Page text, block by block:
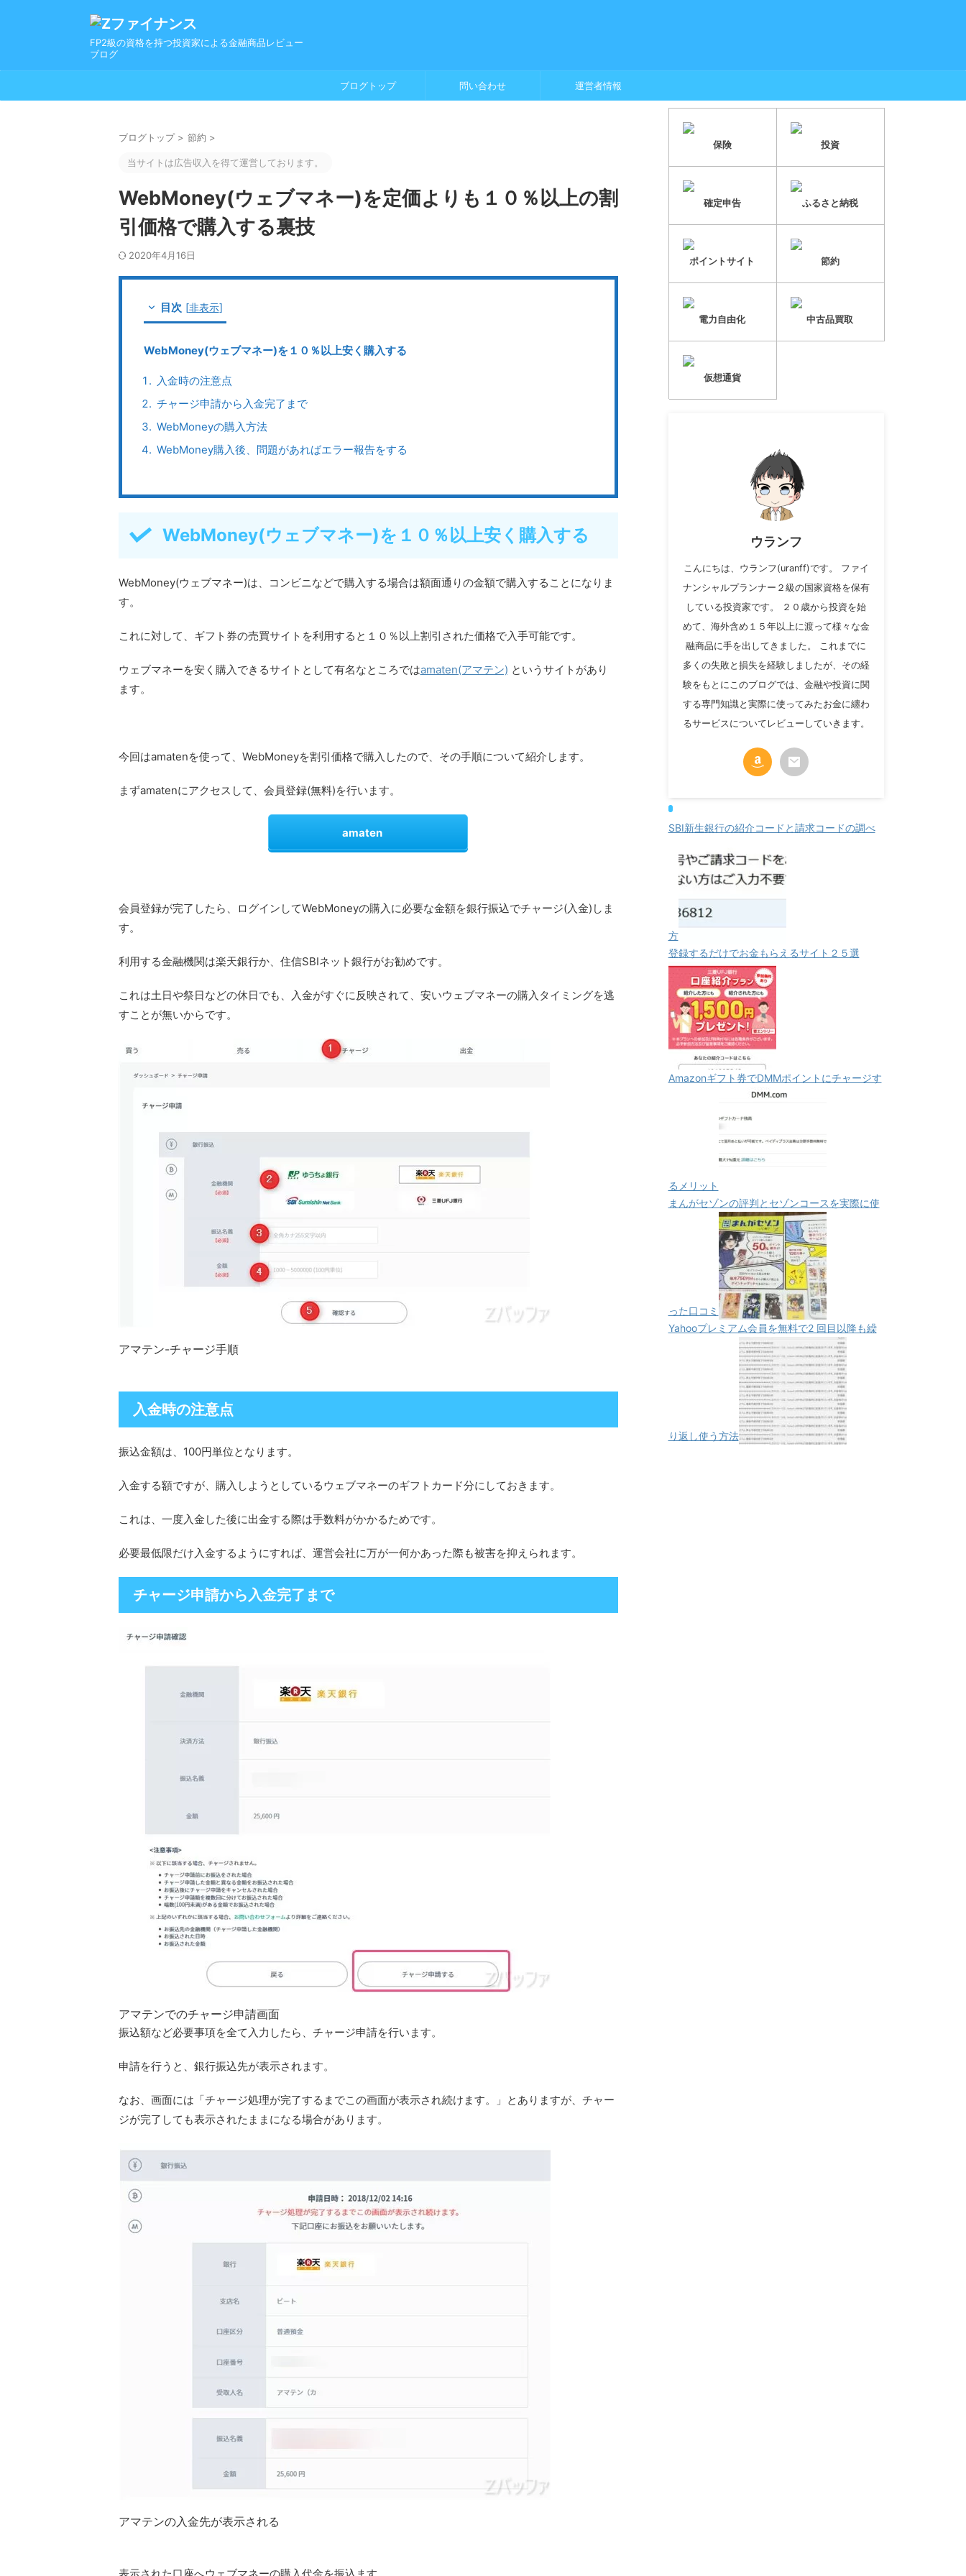
FP2級の資格を持つ投資家による金融商品レビュー
ブログ
ブログトップ 問い合わせ 運営者情報
ブログトップ > 節約 >
当サイトは広告収入を得て運営しております。
WebMoney(ウェブマネー)を定価よりも１０％以上の割
引価格で購入する裏技
2020年4月16日
目次 [非表示]
WebMoney(ウェブマネー)を１０％以上安く購入する
入金時の注意点
チャージ申請から入金完了まで
WebMoneyの購入方法
WebMoney購入後、問題があればエラー報告をする
WebMoney(ウェブマネー)を１０％以上安く購入する
WebMoney(ウェブマネー)は、コンビニなどで購入する場合は額面通りの金額で購入することになりま
す。
これに対して、ギフト券の売買サイトを利用すると１０％以上割引された価格で入手可能です。
ウェブマネーを安く購入できるサイトとして有名なところではamaten(アマテン) というサイトがあり
ます。
今回はamatenを使って、WebMoneyを割引価格で購入したので、その手順について紹介します。
まずamatenにアクセスして、会員登録(無料)を行います。
amaten
会員登録が完了したら、ログインしてWebMoneyの購入に必要な金額を銀行振込でチャージ(入金)しま
す。
利用する金融機関は楽天銀行か、住信SBIネット銀行がお勧めです。
これは土日や祭日などの休日でも、入金がすぐに反映されて、安いウェブマネーの購入タイミングを逃
すことが無いからです。
アマテン-チャージ手順
入金時の注意点
振込金額は、100円単位となります。
入金する額ですが、購入しようとしているウェブマネーのギフトカード分にしておきます。
これは、一度入金した後に出金する際は手数料がかかるためです。
必要最低限だけ入金するようにすれば、運営会社に万が一何かあった際も被害を抑えられます。
チャージ申請から入金完了まで
アマテンでのチャージ申請画面
振込額など必要事項を全て入力したら、チャージ申請を行います。
申請を行うと、銀行振込先が表示されます。
なお、画面には「チャージ処理が完了するまでこの画面が表示され続けます。」とありますが、チャー
ジが完了しても表示されたままになる場合があります。
アマテンの入金先が表示される
保険 投資
確定申告 ふるさと納税
ポイントサイト 節約
電力自由化 中古品買取
仮想通貨
ウランフ
こんにちは、ウランフ(uranff)です。 ファイ
ナンシャルプランナー２級の国家資格を保有
している投資家です。 ２０歳から投資を始
めて、海外含め１５年以上に渡って様々な金
融商品に手を出してきました。 これまでに
多くの失敗と損失を経験しましたが、その経
験をもとにこのブログでは、金融や投資に関
する専門知識と実際に使ってみたお金に纏わ
るサービスについてレビューしていきます。
SBI新生銀行の紹介コードと請求コードの調べ
方
登録するだけでお金もらえるサイト２５選
Amazonギフト券でDMMポイントにチャージす
るメリット
まんがセゾンの評判とセゾンコースを実際に使
った口コミ
Yahooプレミアム会員を無料で2 回目以降も繰
り返し使う方法